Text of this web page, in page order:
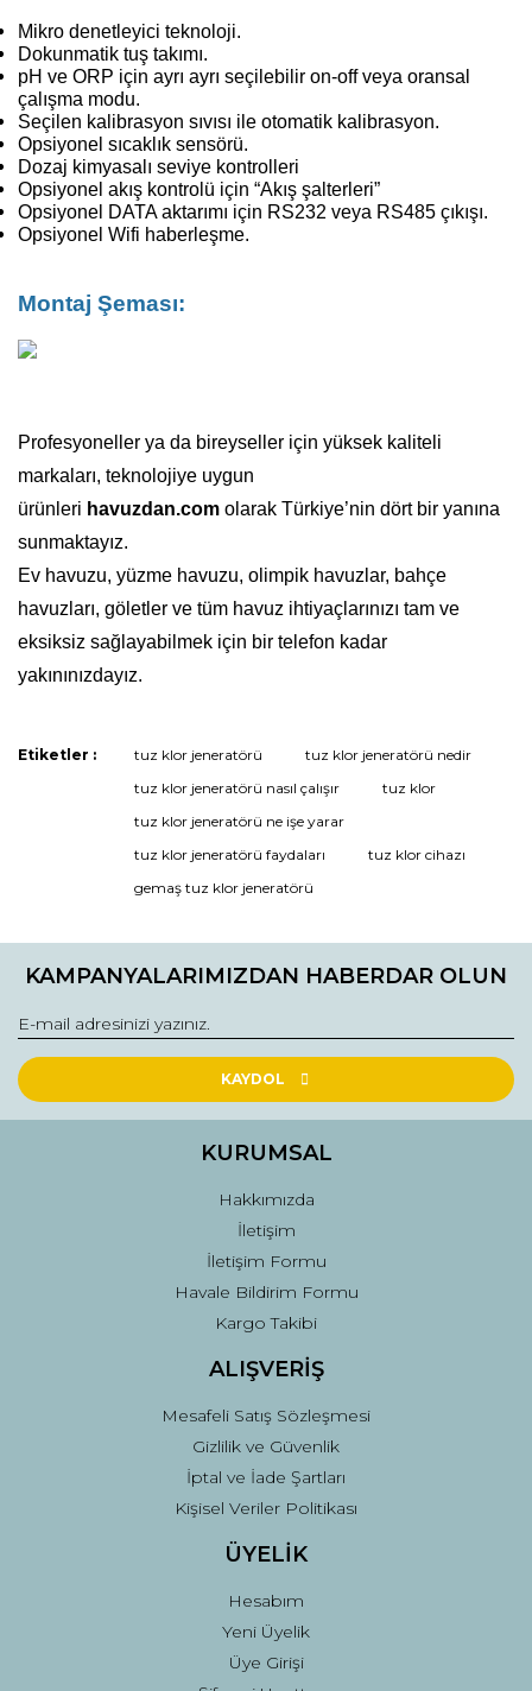
Mikro denetleyici teknoloji.
Dokunmatik tuş takımı.
pH ve ORP için ayrı ayrı seçilebilir on-off veya oransal
çalışma modu.
Seçilen kalibrasyon sıvısı ile otomatik kalibrasyon.
Opsiyonel sıcaklık sensörü.
Dozaj kimyasalı seviye kontrolleri
Opsiyonel akış kontrolü için “Akış şalterleri”
Opsiyonel DATA aktarımı için RS232 veya RS485 çıkışı.
Opsiyonel Wifi haberleşme.
Montaj Şeması:
Profesyoneller ya da bireyseller için yüksek kaliteli
markaları, teknolojiye uygun
ürünleri havuzdan.com olarak Türkiye’nin dört bir yanına
sunmaktayız.
Ev havuzu, yüzme havuzu, olimpik havuzlar, bahçe
havuzları, göletler ve tüm havuz ihtiyaçlarınızı tam ve
eksiksiz sağlayabilmek için bir telefon kadar
yakınınızdayız.
Bu ürüne ilk yorumu siz yapın!
Yorum Yaz
Etiketler : tuz klor jeneratörü
tuz klor jeneratörü nedir
tuz klor jeneratörü nasıl çalışır
tuz klor
tuz klor jeneratörü ne işe yarar
tuz klor jeneratörü faydaları
tuz klor cihazı
gemaş tuz klor jeneratörü
KAMPANYALARIMIZDAN HABERDAR OLUN
KAYDOL
KURUMSAL
Hakkımızda
İletişim
İletişim Formu
Havale Bildirim Formu
Kargo Takibi
ALIŞVERİŞ
Mesafeli Satış Sözleşmesi
Gizlilik ve Güvenlik
İptal ve İade Şartları
Kişisel Veriler Politikası
ÜYELİK
Hesabım
Yeni Üyelik
Üye Girişi